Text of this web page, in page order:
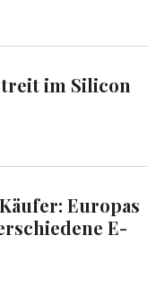
im Silicon
Europas
E-